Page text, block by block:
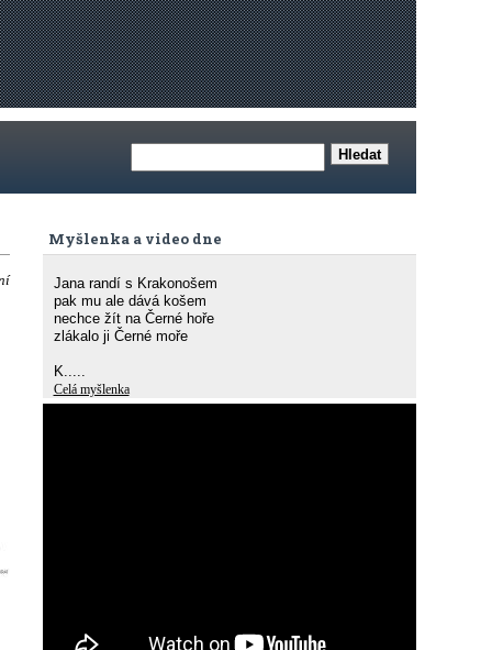
Myšlenka a video dne
Jana randí s Krakonošem
pak mu ale dává košem
nechce žít na Černé hoře
zlákalo ji Černé moře
K.....
Celá myšlenka